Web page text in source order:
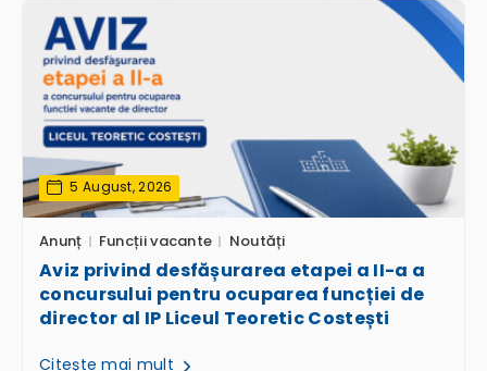
5 August, 2026
Anunț Funcții vacante Noutăți
Aviz privind desfășurarea etapei a II-a a
concursului pentru ocuparea funcției de
director al IP Liceul Teoretic Costești
Citește mai mult